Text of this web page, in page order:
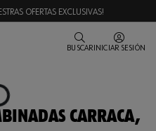
OFERTAS EXCLUSIVAS!
BUSCAR INICIAR SESIÓN
CARRACA,